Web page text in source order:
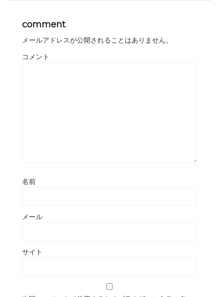
comment
メールアドレスが公開されることはありません。
コメント
名前
メール
サイト